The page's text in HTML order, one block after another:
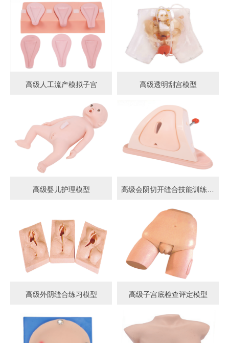
高级人工流产模拟子宫 高级透明刮宫模型
高级婴儿护理模型
高级外阴缝合练习模型 高级子宫底检查评定模型